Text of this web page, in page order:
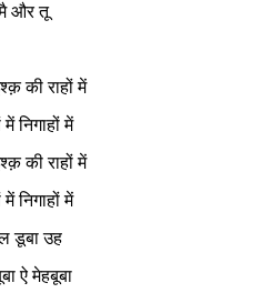
और तू
की राहों में
में निगाहों में
की राहों में
में निगाहों में
डूबा उह
ऐ मेहबूबा